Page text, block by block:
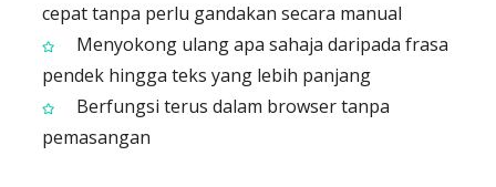
cepat tanpa perlu gandakan secara manual
Menyokong ulang apa sahaja daripada frasa
pendek hingga teks yang lebih panjang
Berfungsi terus dalam browser tanpa
pemasangan